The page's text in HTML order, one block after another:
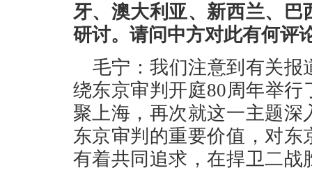
牙、澳大利亚、新西兰、
研讨。请问中方对此有何评
毛宁：我们注意到有关
绕东京审判开庭80周年举
聚上海，再次就这一主题
东京审判的重要价值，对
有着共同追求，在捍卫二